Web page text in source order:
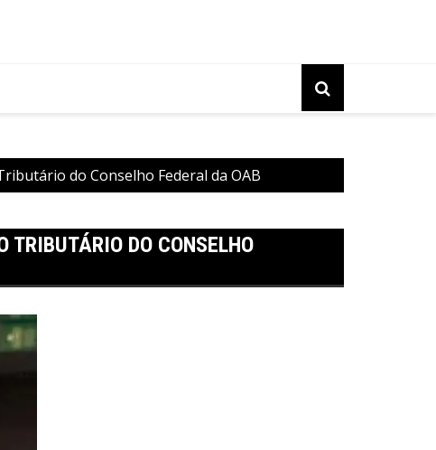
do Conselho Federal da OAB
DO CONSELHO